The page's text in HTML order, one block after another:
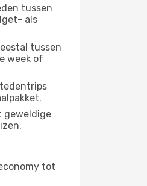
tussen
als
tussen
week of
geweldige
tot